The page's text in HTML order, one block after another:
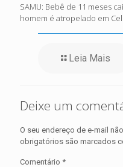
SAMU: Bebê de 11 meses
homem é atropelado em
Leia Mais
Deixe um
O seu endereço de e-mail
obrigatórios são marcados
Comentário *